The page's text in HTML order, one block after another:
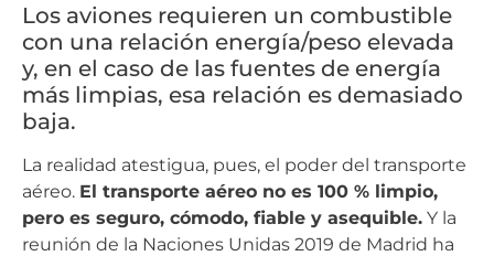
Los aviones requieren un combustible
con una relación energía/peso elevada
y, en el caso de las fuentes de energía
más limpias, esa relación es demasiado
baja.
La realidad atestigua, pues, el poder del transporte
aéreo. El transporte aéreo no es 100 % limpio,
pero es seguro, cómodo, fiable y asequible. Y la
reunión de la Naciones Unidas 2019 de Madrid ha